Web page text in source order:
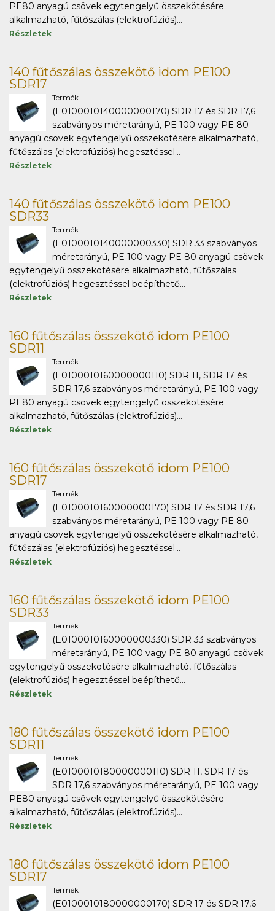
PE80 anyagú csövek egytengelyű összekötésére
alkalmazható, fűtőszálas (elektrofúziós)...
Részletek
140 fűtőszálas összekötő idom PE100
SDR17
Termék
(E0100010140000000170) SDR 17 és SDR 17,6
szabványos méretarányú, PE 100 vagy PE 80
anyagú csövek egytengelyű összekötésére alkalmazható,
fűtőszálas (elektrofúziós) hegesztéssel...
Részletek
140 fűtőszálas összekötő idom PE100
SDR33
Termék
(E0100010140000000330) SDR 33 szabványos
méretarányú, PE 100 vagy PE 80 anyagú csövek
egytengelyű összekötésére alkalmazható, fűtőszálas
(elektrofúziós) hegesztéssel beépíthető...
Részletek
160 fűtőszálas összekötő idom PE100
SDR11
Termék
(E0100010160000000110) SDR 11, SDR 17 és
SDR 17,6 szabványos méretarányú, PE 100 vagy
PE80 anyagú csövek egytengelyű összekötésére
alkalmazható, fűtőszálas (elektrofúziós)...
Részletek
160 fűtőszálas összekötő idom PE100
SDR17
Termék
(E0100010160000000170) SDR 17 és SDR 17,6
szabványos méretarányú, PE 100 vagy PE 80
anyagú csövek egytengelyű összekötésére alkalmazható,
fűtőszálas (elektrofúziós) hegesztéssel...
Részletek
160 fűtőszálas összekötő idom PE100
SDR33
Termék
(E0100010160000000330) SDR 33 szabványos
méretarányú, PE 100 vagy PE 80 anyagú csövek
egytengelyű összekötésére alkalmazható, fűtőszálas
(elektrofúziós) hegesztéssel beépíthető...
Részletek
180 fűtőszálas összekötő idom PE100
SDR11
Termék
(E0100010180000000110) SDR 11, SDR 17 és
SDR 17,6 szabványos méretarányú, PE 100 vagy
PE80 anyagú csövek egytengelyű összekötésére
alkalmazható, fűtőszálas (elektrofúziós)...
Részletek
180 fűtőszálas összekötő idom PE100
SDR17
Termék
(E0100010180000000170) SDR 17 és SDR 17,6